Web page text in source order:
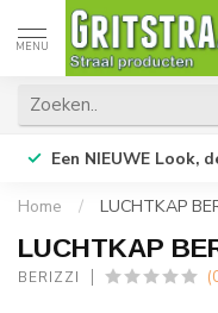
MENU
Een NIEUWE Look,
Home / LUCHTKAP
LUCHTKAP
BERIZZI